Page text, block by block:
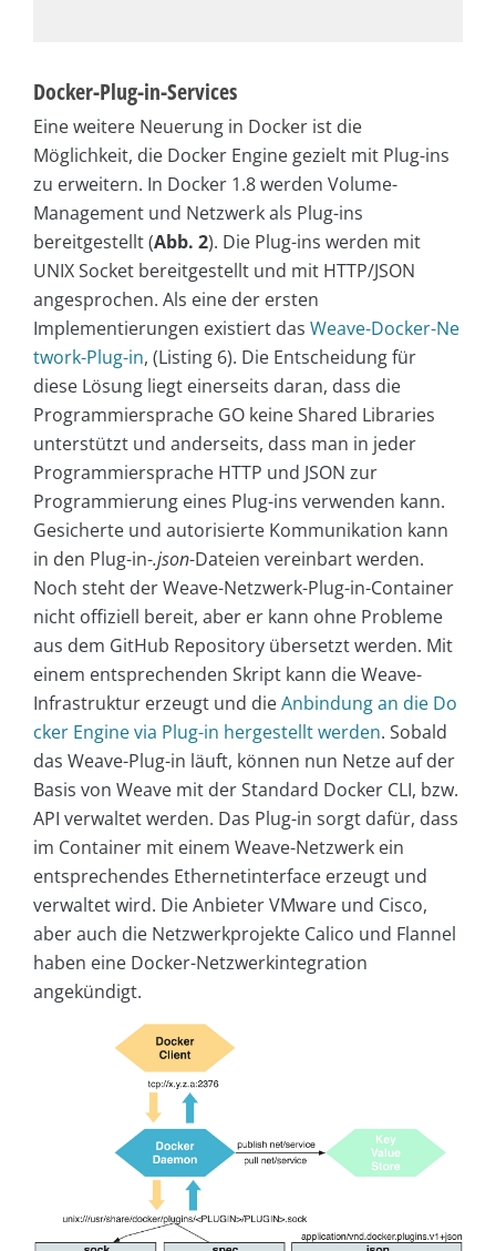
Docker-Plug-in-Services
Eine weitere Neuerung in Docker ist die
Möglichkeit, die Docker Engine gezielt mit Plug-ins
zu erweitern. In Docker 1.8 werden Volume-
Management und Netzwerk als Plug-ins
bereitgestellt (Abb. 2). Die Plug-ins werden mit
UNIX Socket bereitgestellt und mit HTTP/JSON
angesprochen. Als eine der ersten
Implementierungen existiert das Weave-Docker-Ne
twork-Plug-in, (Listing 6). Die Entscheidung für
diese Lösung liegt einerseits daran, dass die
Programmiersprache GO keine Shared Libraries
unterstützt und anderseits, dass man in jeder
Programmiersprache HTTP und JSON zur
Programmierung eines Plug-ins verwenden kann.
Gesicherte und autorisierte Kommunikation kann
in den Plug-in-.json-Dateien vereinbart werden.
Noch steht der Weave-Netzwerk-Plug-in-Container
nicht offiziell bereit, aber er kann ohne Probleme
aus dem GitHub Repository übersetzt werden. Mit
einem entsprechenden Skript kann die Weave-
Infrastruktur erzeugt und dieAnbindung an die Do
cker Engine via Plug-in hergestellt werden. Sobald
das Weave-Plug-in läuft, können nun Netze auf der
Basis von Weave mit der Standard Docker CLI, bzw.
API verwaltet werden. Das Plug-in sorgt dafür, dass
im Container mit einem Weave-Netzwerk ein
entsprechendes Ethernetinterface erzeugt und
verwaltet wird. Die Anbieter VMware und Cisco,
aber auch die Netzwerkprojekte Calico und Flannel
haben eine Docker-Netzwerkintegration
angekündigt.